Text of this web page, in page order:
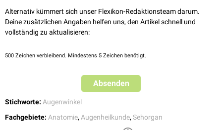
Alternativ kümmert sich unser Flexikon-Redaktionsteam darum.
Deine zusätzlichen Angaben helfen uns, den Artikel schnell und
vollständig zu aktualisieren:
500 Zeichen verbleibend. Mindestens 5 Zeichen benötigt.
Absenden
Stichworte: Augenwinkel
Fachgebiete: Anatomie, Augenheilkunde, Sehorgan